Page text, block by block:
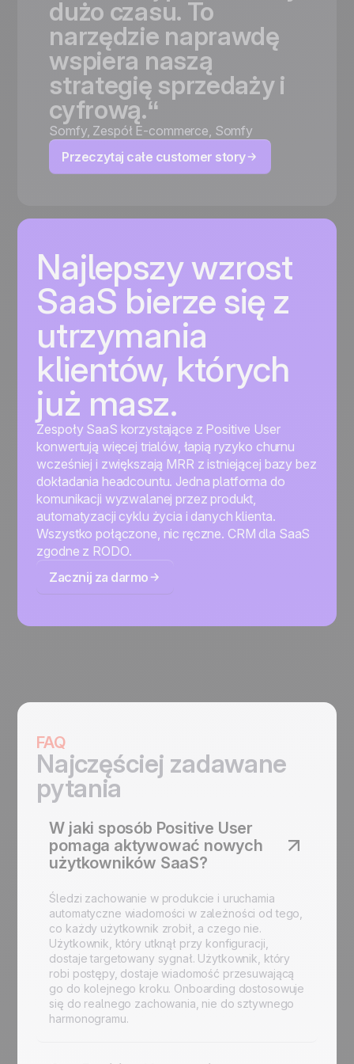
dużo czasu. To
narzędzie naprawdę
wspiera naszą
strategię sprzedażyi
cyfrową.“
Somfy, Zespół E-commerce, Somfy
Przeczytaj całe customer story
Najlepszy wzrost
SaaS bierze się z
utrzymania
klientów, których
już masz.
Zespoły SaaS korzystające z Positive User
konwertują więcej trialów, łapią ryzyko churnu
wcześniej i zwiększają MRR z istniejącej bazy bez
dokładania headcountu. Jedna platforma do
komunikacji wyzwalanej przez produkt,
automatyzacji cyklu życia i danych klienta.
Wszystko połączone, nic ręczne. CRM dla SaaS
zgodne z RODO.
Zacznij za darmo
FAQ
Najczęściej zadawane
pytania
W jaki sposób Positive User
pomaga aktywować nowych
użytkowników SaaS?
Śledzi zachowanie w produkcie i uruchamia
automatyczne wiadomości w zależności od tego,
co każdy użytkownik zrobił, a czego nie.
Użytkownik, który utknął przy konfiguracji,
dostaje targetowany sygnał. Użytkownik, który
robi postępy, dostaje wiadomość przesuwającą
go do kolejnego kroku. Onboarding dostosowuje
się do realnego zachowania, nie do sztywnego
harmonogramu.